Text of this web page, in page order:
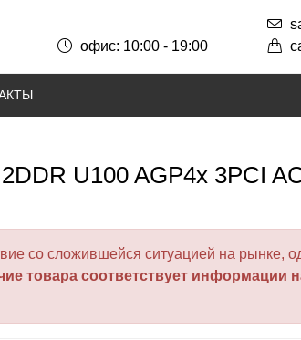
офис: 10:00 - 19:00
U100 AGP4x 3PCI
со сложившейся ситуацией на рынке,
товара соответствует информации